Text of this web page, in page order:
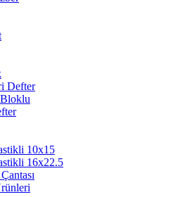
Defter
10x15
16x22.5